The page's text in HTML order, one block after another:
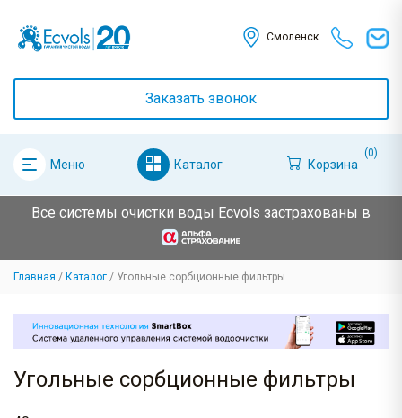
Смоленск
Заказать звонок
Меню Каталог Корзина
(0)
Все системы очистки воды Ecvols застрахованы в
Главная Каталог Угольные сорбционные фильтры
Угольные сорбционные фильтры